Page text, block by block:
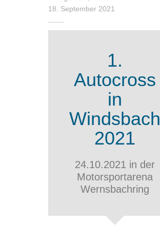
18. September 2021
1.
Autocross
in
Windsbach
2021
24.10.2021 in der
Motorsportarena
Wernsbachring